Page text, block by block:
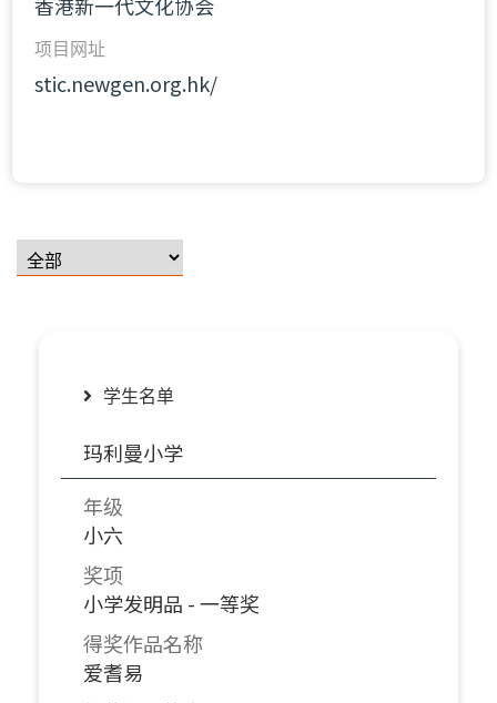
项目网址
stic.newgen.org.hk/
学生名单
玛利曼小学
年级
小六
奖项
小学发明品 - 一等奖
得奖作品名称
爱耆易